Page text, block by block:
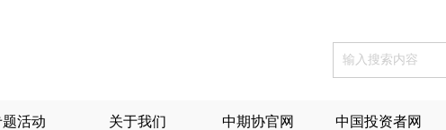
活动 关于我们 中期协官网 中国投资者网